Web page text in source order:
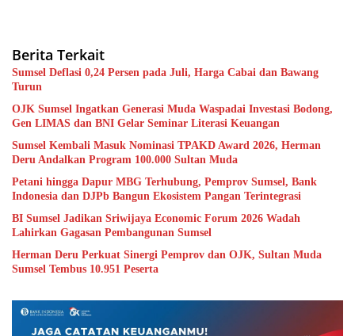
Berita Terkait
Sumsel Deflasi 0,24 Persen pada Juli, Harga Cabai dan Bawang
Turun
OJK Sumsel Ingatkan Generasi Muda Waspadai Investasi Bodong,
Gen LIMAS dan BNI Gelar Seminar Literasi Keuangan
Sumsel Kembali Masuk Nominasi TPAKD Award 2026, Herman
Deru Andalkan Program 100.000 Sultan Muda
Petani hingga Dapur MBG Terhubung, Pemprov Sumsel, Bank
Indonesia dan DJPb Bangun Ekosistem Pangan Terintegrasi
BI Sumsel Jadikan Sriwijaya Economic Forum 2026 Wadah
Lahirkan Gagasan Pembangunan Sumsel
Herman Deru Perkuat Sinergi Pemprov dan OJK, Sultan Muda
Sumsel Tembus 10.951 Peserta